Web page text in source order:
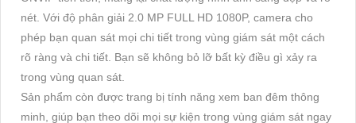
nét. Với độ phân giải 2.0 MP FULL HD 1080P, camera cho
phép bạn quan sát mọi chi tiết trong vùng giám sát một cách
rõ ràng và chi tiết. Bạn sẽ không bỏ lỡ bất kỳ điều gì xảy ra
trong vùng quan sát.
Sản phẩm còn được trang bị tính năng xem ban đêm thông
minh, giúp bạn theo dõi mọi sự kiện trong vùng giám sát ngay